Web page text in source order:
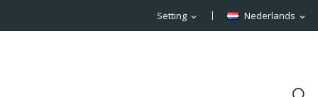
Nederlands expand_more
Setting expand_more